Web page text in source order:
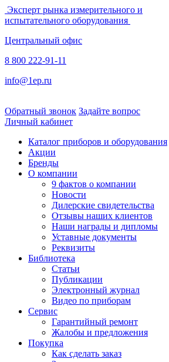
Эксперт рынка измерительного и
испытательного оборудования
Центральный офис
8 800 222-91-11
info@1ep.ru
Обратный звонок Задайте вопрос
Личный кабинет
Каталог приборов и оборудования
Акции
Бренды
О компании
9 фактов о компании
Новости
Дилерские свидетельства
Отзывы наших клиентов
Наши награды и дипломы
Уставные документы
Реквизиты
Библиотека
Статьи
Публикации
Электронный журнал
Видео по приборам
Сервис
Гарантийный ремонт
Жалобы и предложения
Покупка
Как сделать заказ